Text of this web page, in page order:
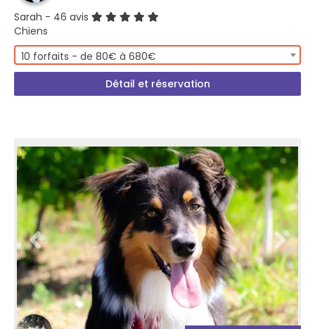
Sarah - 46 avis
Chiens
10 forfaits - de 80€ à 680€
Détail et réservation